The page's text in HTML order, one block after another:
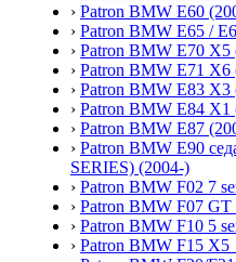
› Patron BMW E60
› Patron BMW E65 /
› Patron BMW E70 X5
› Patron BMW E71 X6
› Patron BMW E83 X3
› Patron BMW E84 X1
› Patron BMW E87
› Patron BMW E90
SERIES) (2004-)
› Patron BMW F02 7
› Patron BMW F07 GT
› Patron BMW F10 5
› Patron BMW F15 X5